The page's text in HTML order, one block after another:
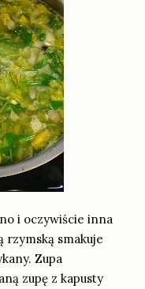
i oczywiście inna
rzymską smakuje
Zupa
zupę z kapusty